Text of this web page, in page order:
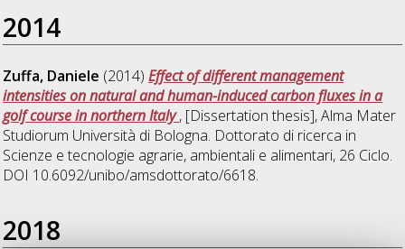
2014
Zuffa, Daniele (2014)Effect of different management
intensities on natural and human-induced carbon fluxes in a
golf course in northern Italy, [Dissertation thesis], Alma Mater
Studiorum Università di Bologna. Dottorato di ricerca in
Scienze e tecnologie agrarie, ambientali e alimentari, 26 Ciclo.
DOI 10.6092/unibo/amsdottorato/6618.
2018